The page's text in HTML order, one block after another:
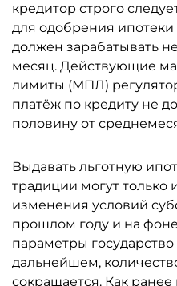
кредитор строго
для одобрения
должен зарабатывать
месяц. Действующие
лимиты (МПЛ)
платёж по кредиту не
половину от
Выдавать льготную
традиции могут
изменения условий
прошлом году и на
параметры
дальнейшем,
сокращается. Как ранее